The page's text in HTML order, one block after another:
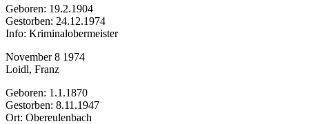
Geboren: 19.2.1904
Gestorben: 24.12.1974
Info: Kriminalobermeister
November 8 1974
Loidl, Franz
Geboren: 1.1.1870
Gestorben: 8.11.1947
Ort: Obereulenbach